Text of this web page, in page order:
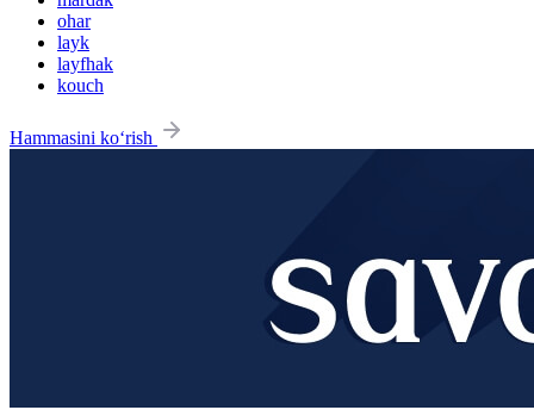
ohar
layk
layfhak
kouch
Hammasini ko‘rish